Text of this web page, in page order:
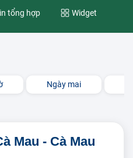
tổng hợp Widget
Ngày mai
Mau - Cà Mau